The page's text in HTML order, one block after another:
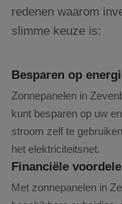
redenen waarom
slimme keuze is:
Besparen op
Zonnepanelen in
kunt besparen op uw
stroom zelf te
het elektriciteitsnet.
Financiële
Met zonnepanelen in